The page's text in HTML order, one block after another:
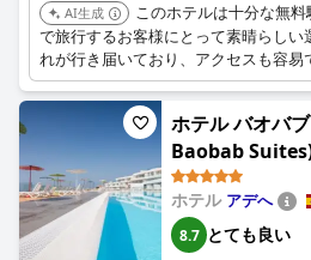
AI生成
このホテルは十分な無
で旅行するお客様にとって素晴らしい
れが行き届いており、アクセスも容易
ホテル バオバ
Baobab
ホテル アデへ
8.7 とても良い